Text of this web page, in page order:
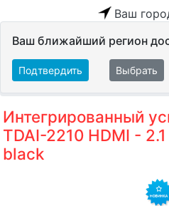
Ваш
Ваш ближайший регион
Подтвердить Выбрать
Интегрированный
TDAI-2210 HDMI -
black